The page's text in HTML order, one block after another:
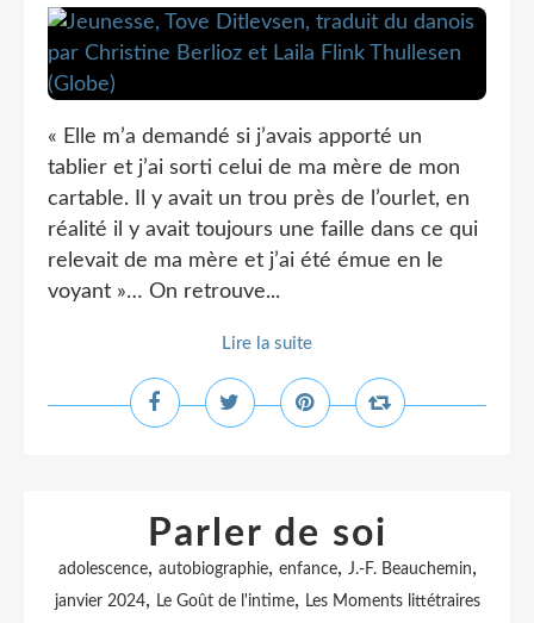
« Elle m’a demandé si j’avais apporté un
tablier et j’ai sorti celui de ma mère de mon
cartable. Il y avait un trou près de l’ourlet, en
réalité il y avait toujours une faille dans ce qui
relevait de ma mère et j’ai été émue en le
voyant »… On retrouve...
Lire la suite
Parler de soi
adolescence, autobiographie, enfance, J.-F. Beauchemin,
janvier 2024, Le Goût de l'intime, Les Moments littétraires